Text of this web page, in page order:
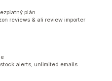
plán
reviews & ali review importer
alerts, unlimited emails